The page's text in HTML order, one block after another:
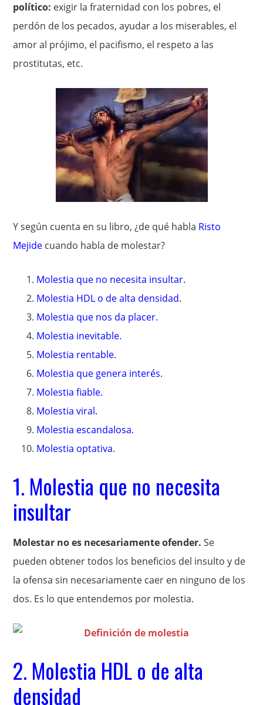
político: exigir la fraternidad con los pobres, el
perdón de los pecados, ayudar a los miserables, el
amor al prójimo, el pacifismo, el respeto a las
prostitutas, etc.
Y según cuenta en su libro, ¿de qué habla Risto
Mejide cuando habla de molestar?
Molestia que no necesita insultar.
Molestia HDL o de alta densidad.
Molestia que nos da placer.
Molestia inevitable.
Molestia rentable.
Molestia que genera interés.
Molestia fiable.
Molestia viral.
Molestia escandalosa.
Molestia optativa.
1. Molestia que no necesita
insultar
Molestar no es necesariamente ofender. Se
pueden obtener todos los beneficios del insulto y de
la ofensa sin necesariamente caer en ninguno de los
dos. Es lo que entendemos por molestia.
2. Molestia HDL o de alta
densidad